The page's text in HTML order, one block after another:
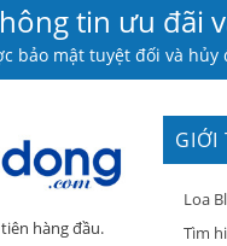
tin ưu đãi
bảo mật tuyệt đối và hủy
hàng đầu.
GIỚI
Loa
Tìm